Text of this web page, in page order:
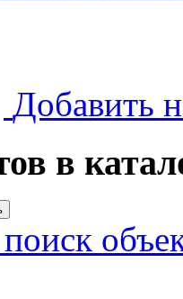
Добавить
в